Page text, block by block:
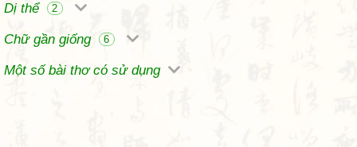
Dị thể 2
Chữ gần giống 6
Một số bài thơ có sử dụng